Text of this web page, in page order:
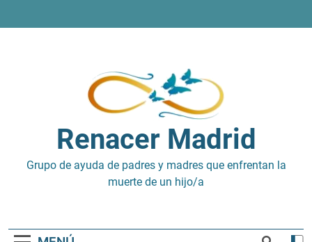
Renacer Madrid
Grupo de ayuda de padres y madres que enfrentan la
muerte de un hijo/a